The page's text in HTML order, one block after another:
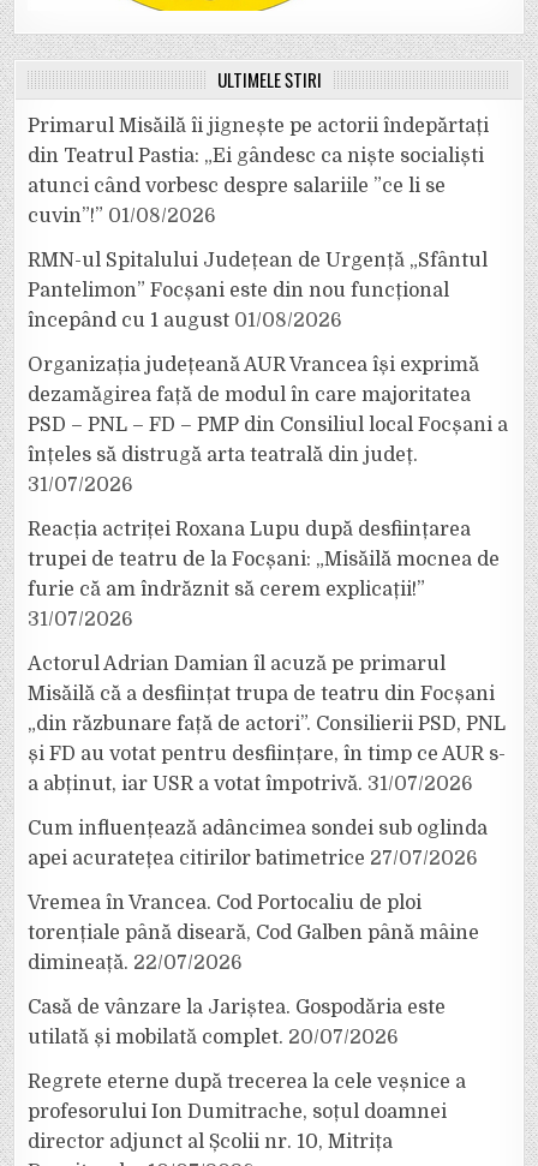
ULTIMELE ȘTIRI
Primarul Misăilă îi jignește pe actorii îndepărtați
din Teatrul Pastia: „Ei gândesc ca niște socialiști
atunci când vorbesc despre salariile ”ce li se
cuvin”!” 01/08/2026
RMN-ul Spitalului Județean de Urgență „Sfântul
Pantelimon” Focșani este din nou funcțional
începând cu 1 august 01/08/2026
Organizația județeană AUR Vrancea își exprimă
dezamăgirea față de modul în care majoritatea
PSD – PNL – FD – PMP din Consiliul local Focșani a
înțeles să distrugă arta teatrală din județ.
31/07/2026
Reacția actriței Roxana Lupu după desființarea
trupei de teatru de la Focșani: „Misăilă mocnea de
furie că am îndrăznit să cerem explicații!”
31/07/2026
Actorul Adrian Damian îl acuză pe primarul
Misăilă că a desființat trupa de teatru din Focșani
„din răzbunare față de actori”. Consilierii PSD, PNL
și FD au votat pentru desființare, în timp ce AUR s-
a abținut, iar USR a votat împotrivă. 31/07/2026
Cum influențează adâncimea sondei sub oglinda
apei acuratețea citirilor batimetrice 27/07/2026
Vremea în Vrancea. Cod Portocaliu de ploi
torențiale până diseară, Cod Galben până mâine
dimineață. 22/07/2026
Casă de vânzare la Jariștea. Gospodăria este
utilată și mobilată complet. 20/07/2026
Regrete eterne după trecerea la cele veșnice a
profesorului Ion Dumitrache, soțul doamnei
director adjunct al Școlii nr. 10, Mitrița